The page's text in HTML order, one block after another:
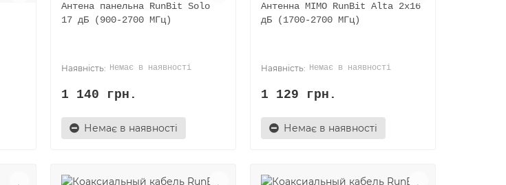
Антена панельна RunBit Solo
17 дБ (900-2700 МГц)
Немає в наявності
1 140 грн.
Немає в наявності
Антенна MIMO RunBit Alta 2x16
дБ (1700-2700 МГц)
Немає в наявності
1 129 грн.
Немає в наявності